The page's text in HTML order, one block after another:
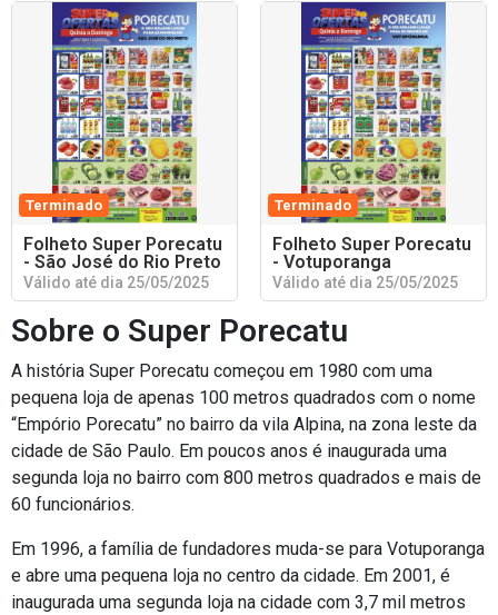
Terminado
Folheto Super Porecatu
- São José do Rio Preto
Válido até dia 25/05/2025
Terminado
Folheto Super Porecatu
- Votuporanga
Válido até dia 25/05/2025
Sobre o Super Porecatu
A história Super Porecatu começou em 1980 com uma
pequena loja de apenas 100 metros quadrados com o nome
“Empório Porecatu” no bairro da vila Alpina, na zona leste da
cidade de São Paulo. Em poucos anos é inaugurada uma
segunda loja no bairro com 800 metros quadrados e mais de
60 funcionários.
Em 1996, a família de fundadores muda-se para Votuporanga
e abre uma pequena loja no centro da cidade. Em 2001, é
inaugurada uma segunda loja na cidade com 3,7 mil metros